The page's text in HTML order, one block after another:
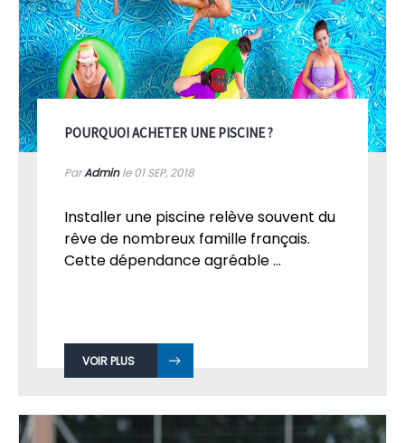
POURQUOI ACHETER UNE PISCINE ?
ParAdminle 01SEP, 2018
Installer une piscine relève souvent du
rêve de nombreux famille français.
Cette dépendance agréable ...
VOIR PLUS